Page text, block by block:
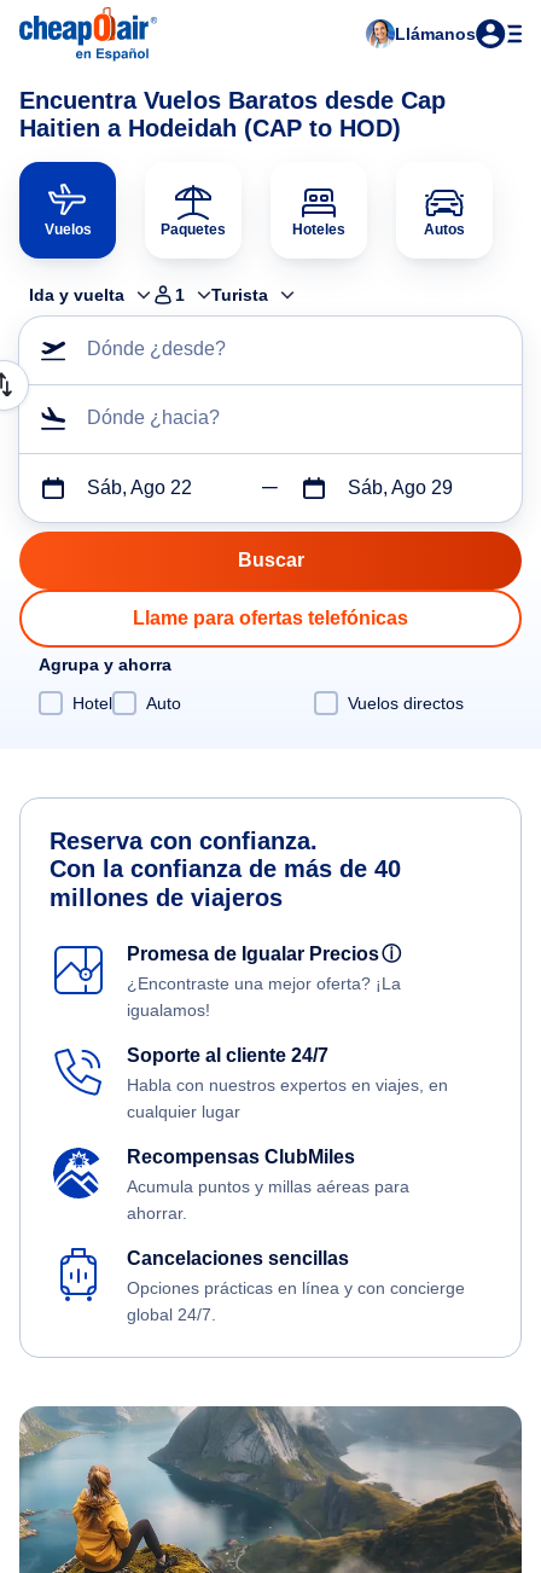
Llámanos
Encuentra Vuelos Baratos desde Cap
Haitien a Hodeidah (CAP to HOD)
Vuelos Paquetes Hoteles Autos
Ida y vuelta 1 Turista
Dónde ¿desde?
Dónde ¿hacia?
Sáb, Ago 22 Sáb, Ago 29
Llame para ofertas telefónicas
Agrupa y ahorra
Hotel
Auto Vuelos directos
Reserva con confianza.
Con la confianza de más de 40
millones de viajeros
Promesa de Igualar Preciosⓘ
¿Encontraste una mejor oferta? ¡La
igualamos!
Soporte al cliente 24/7
Habla con nuestros expertos en viajes, en
cualquier lugar
Recompensas ClubMiles
Acumula puntos y millas aéreas para
ahorrar.
Cancelaciones sencillas
Opciones prácticas en línea y con concierge
global 24/7.